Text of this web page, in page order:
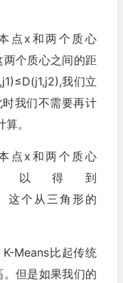
点x和两个质心
个质心之间的距
我们立
我们不需要再计
。
点x和两个质心
以得到
这个从三角形的
Means比起传统
但是如果我们的